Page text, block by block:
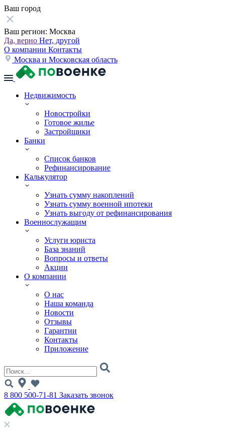
Ваш город
Ваш регион: Москва
Да, верно Нет, другой
О компании Контакты
Москва и Московская область
Недвижимость
Новостройки
Готовое жилье
Застройщики
Банки
Список банков
Рефинансирование
Калькулятор
Узнать сумму накоплений
Узнать сумму военной ипотеки
Узнать выгоду от рефинансирования
Военнослужащим
Услуги юриста
База знаний
Вопросы и ответы
Акции
О компании
О нас
Наша команда
Новости
Отзывы
Гарантии
Контакты
Приложение
8 800 500-71-81 Заказать звонок